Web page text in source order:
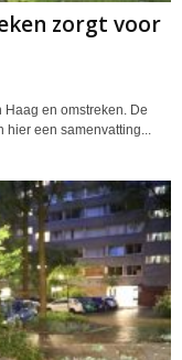
zorgt voor
en omstreken. De
hier een samenvatting...